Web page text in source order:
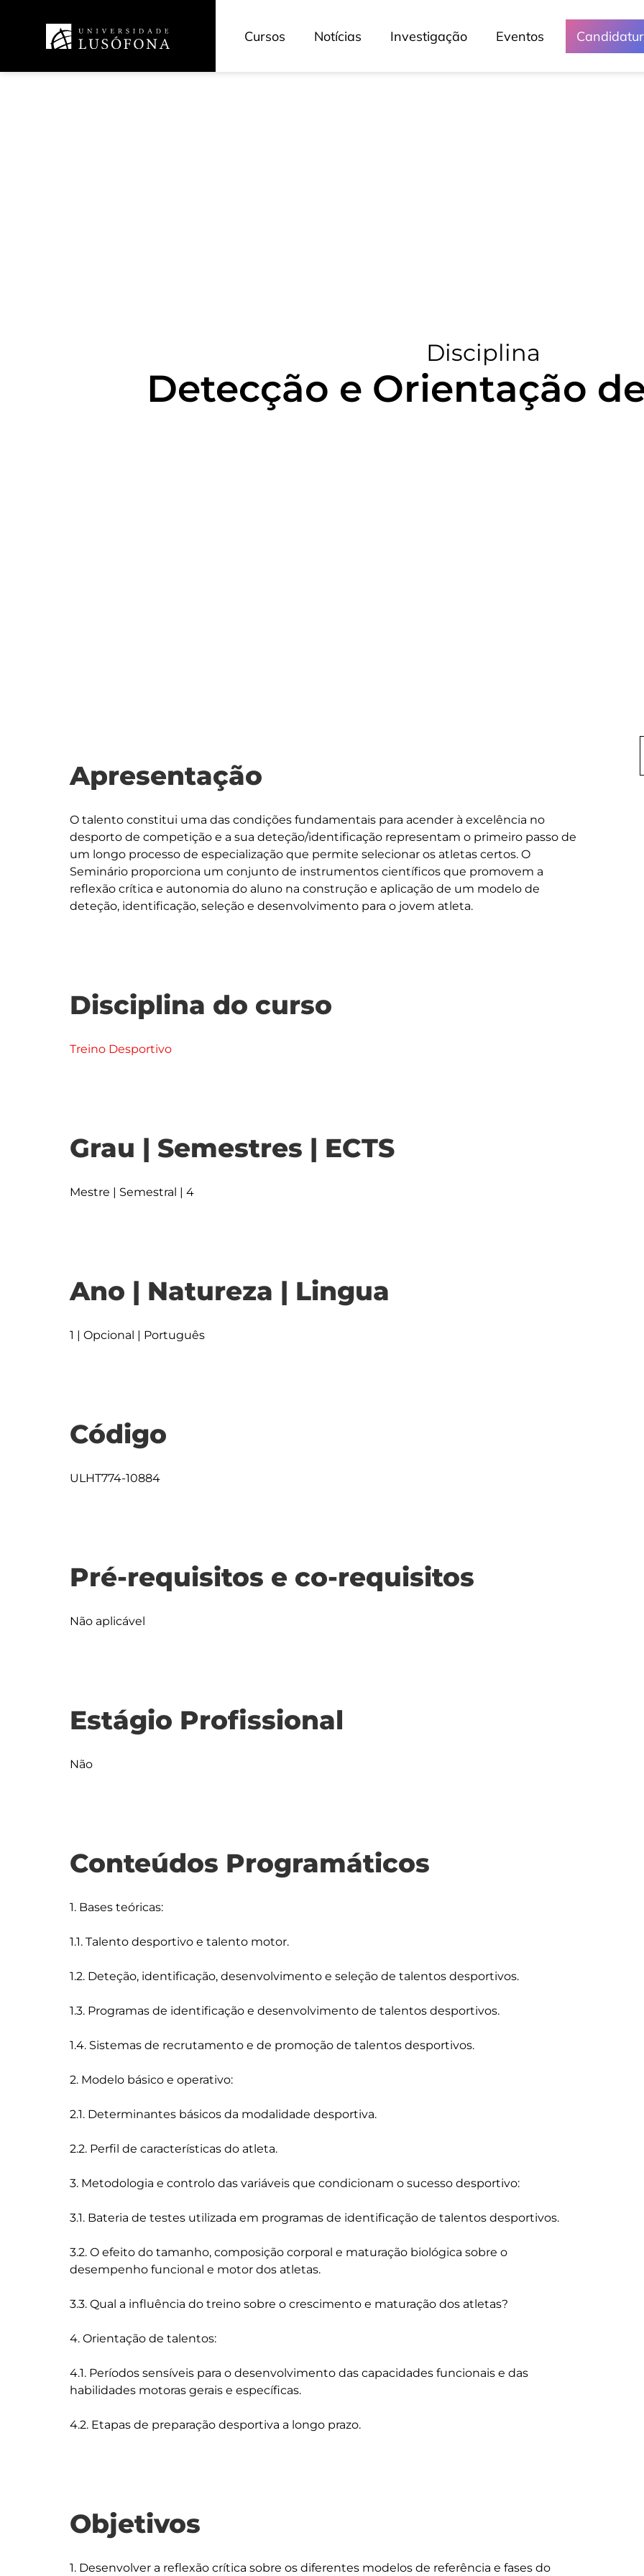
Cursos Notícias Investigação Eventos
Disciplina
Detecção e Orientação
Apresentação
O talento constitui uma das condições fundamentais para acender à excelência no
desporto de competição e a sua deteção/identificação representam o primeiro passo de
um longo processo de especialização que permite selecionar os atletas certos. O
Seminário proporciona um conjunto de instrumentos científicos que promovem a
reflexão crítica e autonomia do aluno na construção e aplicação de um modelo de
Disciplina do curso
Treino Desportivo
Grau | Semestres | ECTS
Mestre | Semestral | 4
Ano | Natureza | Lingua
1 | Opcional | Português
Código
ULHT774-10884
Pré-requisitos e co-requisitos
Não aplicável
Estágio Profissional
Não
Conteúdos Programáticos
1. Bases teóricas:
1.1. Talento desportivo e talento motor.
1.2. Deteção, identificação, desenvolvimento e seleção de talentos desportivos.
1.3. Programas de identificação e desenvolvimento de talentos desportivos.
1.4. Sistemas de recrutamento e de promoção de talentos desportivos.
2. Modelo básico e operativo:
2.1. Determinantes básicos da modalidade desportiva.
2.2. Perfil de características do atleta.
3. Metodologia e controlo das variáveis que condicionam o sucesso desportivo:
3.1. Bateria de testes utilizada em programas de identificação de talentos desportivos.
3.2. O efeito do tamanho, composição corporal e maturação biológica sobre o
desempenho funcional e motor dos atletas.
3.3. Qual a influência do treino sobre o crescimento e maturação dos atletas?
4. Orientação de talentos:
4.1. Períodos sensíveis para o desenvolvimento das capacidades funcionais e das
habilidades motoras gerais e específicas.
Objetivos
1. Desenvolver a reflexão crítica sobre os diferentes modelos de referência e fases do